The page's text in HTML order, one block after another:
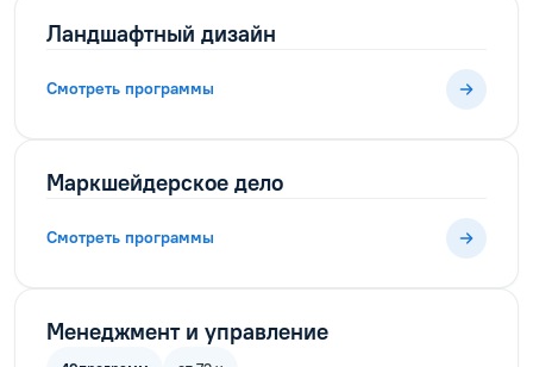
Ландшафтный дизайн
Смотреть программы
Маркшейдерское дело
Смотреть программы
Менеджмент и управление